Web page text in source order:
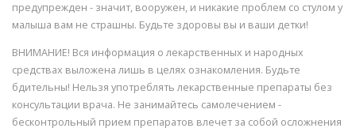
предупрежден - значит, вооружен, и никакие проблем со стулом у
малыша вам не страшны. Будьте здоровы вы и ваши детки!
ВНИМАНИЕ! Вся информация о лекарственных и народных
средствах выложена лишь в целях ознакомления. Будьте
бдительны! Нельзя употреблять лекарственные препараты без
консультации врача. Не занимайтесь самолечением -
бесконтрольный прием препаратов влечет за собой осложнения